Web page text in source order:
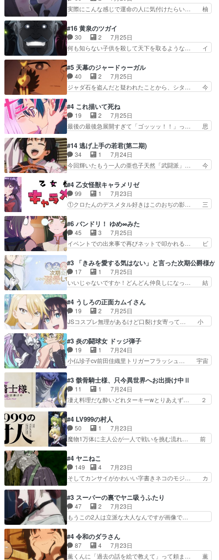
ストアで視聴しました。視…
エクレール初変身＆初戦闘。プリキュ… キュアエ
クレールは強いが力を制御できない… キュアエク
ッコロで始まってちょっ… バカおもろいやん
www実質まどマギやんけ… しかも実質的にエク
レールが倒したビルであ…
実際にこんな感じで運命の人に気付けたらい… 柚
の花嫁は一見すると甘い夢、理想の天国… 玲夜さ
んのご両親の登場ですこの世に数多い… 玲夜のお
父さんが石田彰だったことに驚きを… 主人公自分
の立場わかって無さすぎやしまた… ヨミツガと
子にも優しいし可愛いしこの… ユキノさんから玲
夜の父親の話で、そのイメ… あやかしの頂点に立
つ鬼龍院家の現当主が息…
#16 黄泉のツガイ
30 2
7月25日
何も知らない子供を殺して天下を取るような… イ
いバトル回の最後に、予想外の引きシン… これっ
て作者が描きたいのは"ユルの物語"… デラさんの
秘密がちょっとわかった回、正直… 左さんと刀持
ちさんが対決♪あとどこぞのじ… 何処も彼処も言
く動いていてずっと胸が熱… 同時視聴｜
DaemonsRealm｜リア… これまで騙していた東
村を捨てて新郷家に来…
#5 天幕のジャードゥーガル
40 2
7月25日
ジャダ石を盗んだと疑われたことから、シタ… 今
ぶややこしいことになってたオープニン… テンポ
も良いし毎話良いところで引くから全… 盟友ドレ
ゲネ后との出会い。次週のドレゲネ… さて、登場
人物多いけどついていけるのか私… 今回は遂にド
んがめっちゃ可愛かったなド… まさかの展開にめ
ちゃくちゃテンション上が… チャガタイの所へ密
偵に行ったはずがドレゲ…
#4 これ描いて死ね
19 2
7月25日
最後の最後急展開すぎて「ゴッッッ！！」っ… 思
は泣かなかった！漫画描きのハウツー回… この作
品はこういうのをズバッとキメるの上… 藤子不二
雄に親しんだ人にはとてもフィット… 赤福のヌル
ヌルした動きとかネームを褒めら… 漫研が気にな
から新たな仲間まで。本作品… 今回エンディング
テーマが流れるのが早い（… この作品の世界に
も、一応デジタルという概…
#14 逃げ上手の若君(第二期)
34 1
7月24日
今回輝いたもう一人の亜也子天然「武闘派」… 今
逃れすら逃げ上手亜也子のアシストに支… そう
か、亜也子もまだ9歳なのか‥ときゆき… 「亜也
子のドキドキ・大作戦！・長寿丸を一… 目玉と耳
を相手に言葉で繰り広げる戰もノラ… 時代設定ど
からのいらすとやは草だった。… 今回は亜也子回
でしたね頼もしさと乙女らし… 貞宗、キモいギョ
ロ目としか思ってなかった…
#4 乙女怪獣キャラメリゼ
99 1
7月23日
①クロたんのデスメタル好きはこのおぢの影… 三
か好きになれんキャラだなぁ作品もイン… 相変わ
らず生物学者には見えないわね響野君… 正体を知
らないのにどちりも肯定してくれた… 黒絵がハル
ゴンになっても、南を助けて大事… OPにデスボ
心を許す、母の友達である光… 黒絵の可愛さレベ
ルが止まらない。南くんと… 黒絵の母とのやり取
りでエヴァの加持さん思…
#6 バンドリ！ ゆめ∞みた
45 3
7月25日
イベントでの出来事で再びネットで叩かれる… ビ
ラがまじで何がしたいかわからん！先生… 陰キャ
の間合いにスルっと入ってきて相手の… ビオラが
都子さんを籠絡しに来ててやばいぞ… マネージャ
ー現実版初登場！バレーボールに… 藻掻きながら
で相手の緊張を解く相手の共… たまったアニメ
50本だってｗ今日も帰った… マネージャー実在
した大逆風のハズなのに全…
#3 「きみを愛する気はない」と言った次期公爵様が
17 1
7月25日
いいじゃないですか！どんどん仲良しになっ… 結
の恋愛系で1番これが好き。愛する気は… 今晩
は、2130頃からシンデレラガールズ… 公爵の妻
なのに着てる洋服がシンプル。テー… まあ、これ
は見なくていいな。むしろ判断が… 自分でも気づ
ぜかヒロイン化していますデ… 【今夜のアニメA
は…】前向き没落令嬢×こ… 「ぼやっとしてたら
菜園の領地の外まで開墾…
#4 うしろの正面カムイさん
19 2
7月25日
JSコスプレ無理があるけど口裂け女寄って… 小
カちゃんがヤバすぎてボキキしそう(ぇ… 口裂け
女って人を襲うって知らなかった…ポ… そのスタ
イルで小学生ファッションは口裂け… 相変わら
ず、尺の都合なのか原作漫画の細か… 除霊士カム
昭和キッズを恐怖のどん底へ突… 現代で有名な口
裂け女登場！お市ちゃん、ポ… ろくろ首の除霊シ
ーン「悪霊退散」のパチン…
#3 炎の闘球女 ドッジ弾子
19 1
7月24日
小仏珍子cv前田佳織里トリガーフラッシュ… 宇宙
いたぶってるのか！？Cパートで懐か… 普通にド
ッジが激アツ。いや羽仁衣が初めて… 優谷優の声
優に「ちんこ」って言わせてて興… 珍子ちゃ
ん………！！！！？！先週に引き続… これは意図
限ったことでなく、最近のアニ… 東山朱莉
（AkariHIGASHIYAM… こんなに可憐で可愛い泣
き虫メイドが僅か3…
#3 骸骨騎士様、只今異世界へお出掛け中Ⅱ
11 1
7月24日
凄え料理だな酔いどれターキーwとりあえず… ２
いの良いお兄ちゃん！！現場も楽しかっ… 第３話
をｄアニメストアで視聴しました。視… ローデン
王国ホーバン領を訪れたアーク一行… 1期に引き
続き２期にも出演させていただけ… 1期の頃から
題解決特筆する事は無いが、… 今週もありがとう
ございます耳がヒクヒクな… 時計台に登ってるの
見ると挟まれないか心配…
#4 LV999の村人
50 1
7月23日
魔物1万体に主人公が一人で戦いを挑む流れ… 前
を魔物と人間に殺された鏡の生い立ち。… 勇者た
ちを信じてアリスを預ける、鏡を信じ… 勇者パー
ティが仲間になった！？会話が通じ… 鏡の過去、
辛すぎて胸が苦しくなりました…… 最初、勇者パ
コちゃんの性別が間違えられ… 鏡の両親がモンス
ターと人間にそれぞれ命を… 胸が苦しくなるほど
鏡くんの過去がとても残…
#4 ヤニねこ
149 4
7月23日
そしてカンサイがかわいい字書きネコのモジ… カ
は『ちんこ』によってリミッターが外れ… 今回は
汚い要素あまりなく普通にギャグアニ… あとアイ
キャッチが釈迦だったの本当に最高… まー、今回
もコンプライアンス違反にどこま… 達郎のオチに
ニメが好きでも大丈夫だよ」… あんな事こんな事
いっぱいさせられちゃうこ… 妹ネコちゃんのバー
ガーにタバコ入ってるの…
#3 スーパーの裏でヤニ吸うふたり
47 2
7月23日
もうこの2人は立派な大人なんですが画像で…
こ叡智でセクシー！ミストふっかけて嗅ぎ… あい
かわらず山田さんと田山さんが同一人物… 今さら
だけどずとまよのOP合ってるね。首… 佐々木と
#4 令和のダラさん
87 4
7月23日
薫くんに「過去の話を絵で教えて」って頼ま… 薫